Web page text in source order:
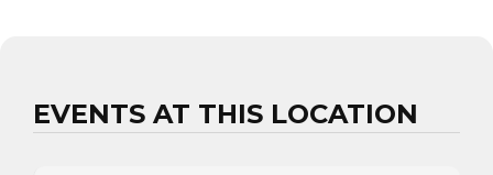
EVENTS AT THIS LOCATION